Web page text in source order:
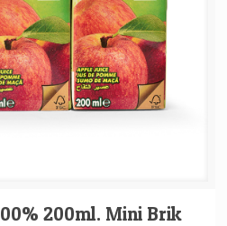
200ml. Mini Brik